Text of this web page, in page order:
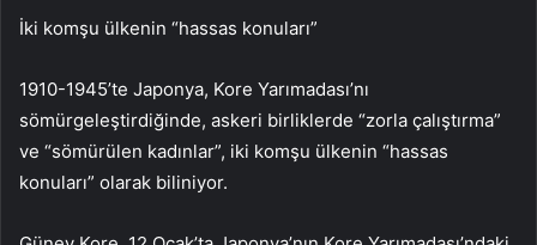
İki komşu ülkenin “hassas konuları”
1910-1945’te Japonya, Kore Yarımadası’nı
sömürgeleştirdiğinde, askeri birliklerde “zorla çalıştırma”
ve “sömürülen kadınlar”, iki komşu ülkenin “hassas
konuları” olarak biliniyor.